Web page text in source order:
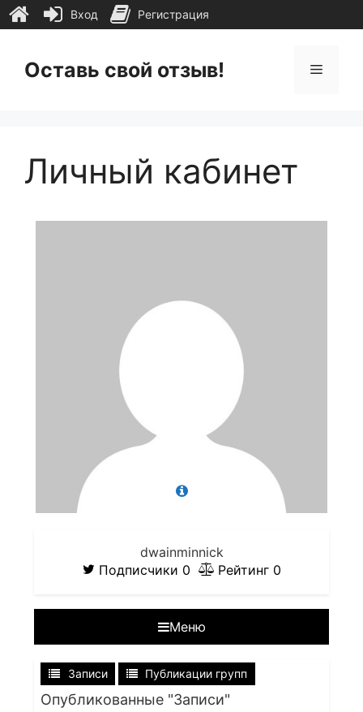
содержимому
Оставь свой отзыв! Меню
Личный кабинет
dwainminnick
Подписчики 0 Рейтинг 0
Меню
Записи Публикации групп
Опубликованные "Записи"
Вход Регистрация